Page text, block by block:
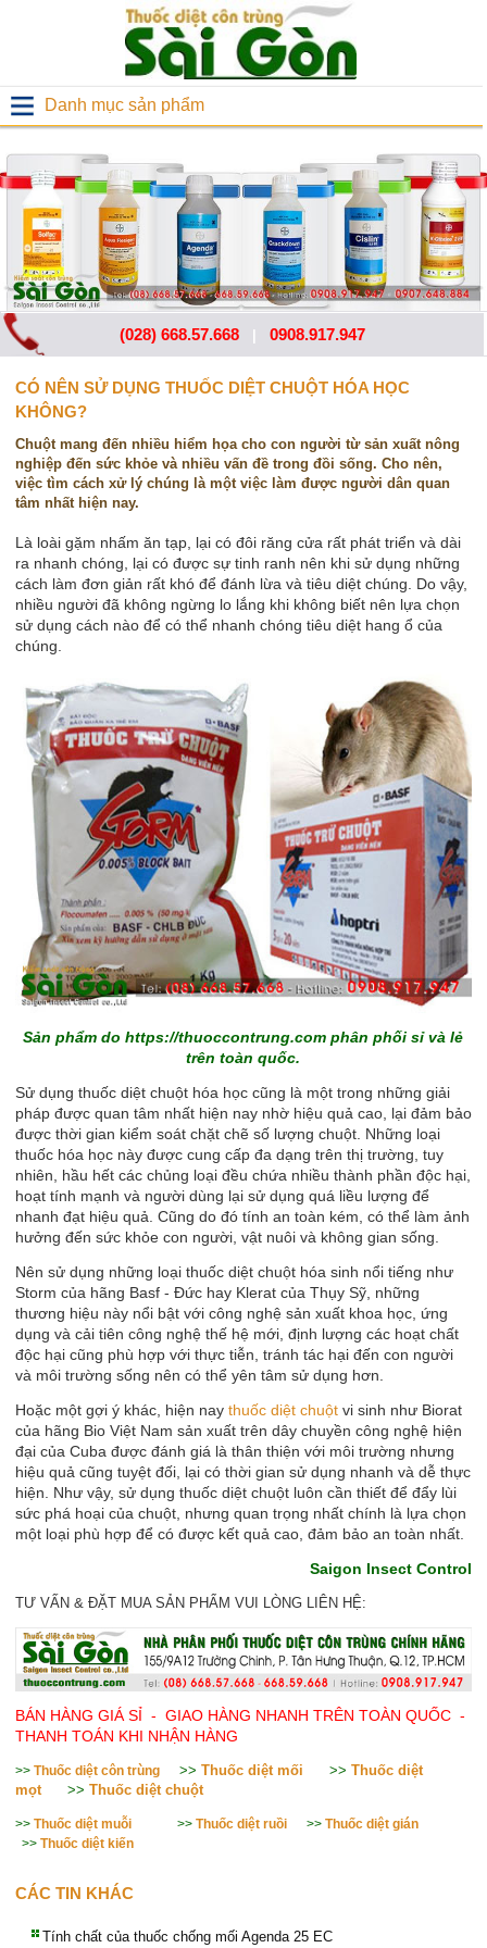
Danh mục sản phẩm
(028) 668.57.668| 0908.917.947
CÓ NÊN SỬ DỤNG THUỐC DIỆT CHUỘT HÓA HỌC
KHÔNG?
Chuột mang đến nhiều hiểm họa cho con người từ sản xuất nông
nghiệp đến sức khỏe và nhiều vấn đề trong đồi sống. Cho nên,
việc tìm cách xử lý chúng là một việc làm được người dân quan
tâm nhất hiện nay.
Là loài gặm nhấm ăn tạp, lại có đôi răng cửa rất phát triển và dài
ra nhanh chóng, lại có được sự tinh ranh nên khi sử dụng những
cách làm đơn giản rất khó để đánh lừa và tiêu diệt chúng. Do vậy,
nhiều người đã không ngừng lo lắng khi không biết nên lựa chọn
sử dụng cách nào để có thể nhanh chóng tiêu diệt hang ổ của
chúng.
Sản phẩm dohttps://thuoccontrung.com phân phối sỉ và lẻ
trên toàn quốc.
Sử dụng thuốc diệt chuột hóa học cũng là một trong những giải
pháp được quan tâm nhất hiện nay nhờ hiệu quả cao, lại đảm bảo
được thời gian kiểm soát chặt chẽ số lượng chuột. Những loại
thuốc hóa học này được cung cấp đa dạng trên thị trường, tuy
nhiên, hầu hết các chủng loại đều chứa nhiều thành phần độc hại,
hoạt tính mạnh và người dùng lại sử dụng quá liều lượng để
nhanh đạt hiệu quả. Cũng do đó tính an toàn kém, có thể làm ảnh
hưởng đến sức khỏe con người, vật nuôi và không gian sống.
Nên sử dụng những loại thuốc diệt chuột hóa sinh nổi tiếng như
Storm của hãng Basf - Đức hay Klerat của Thụy Sỹ, những
thương hiệu này nổi bật với công nghệ sản xuất khoa học, ứng
dụng và cải tiên công nghệ thế hệ mới, định lượng các hoạt chất
độc hại cũng phù hợp với thực tiễn, tránh tác hại đến con người
và môi trường sống nên có thể yên tâm sử dụng hơn.
Hoặc một gợi ý khác, hiện nay thuốc diệt chuộtvi sinh như Biorat
của hãng Bio Việt Nam sản xuất trên dây chuyền công nghệ hiện
đại của Cuba được đánh giá là thân thiện với môi trường nhưng
hiệu quả cũng tuyệt đối, lại có thời gian sử dụng nhanh và dễ thực
hiện. Như vậy, sử dụng thuốc diệt chuột luôn cần thiết để đẩy lùi
sức phá hoại của chuột, nhưng quan trọng nhất chính là lựa chọn
một loại phù hợp để có được kết quả cao, đảm bảo an toàn nhất.
Saigon Insect Control
TƯ VẤN & ĐẶT MUA SẢN PHẨM VUI LÒNG LIÊN HỆ:
BÁN HÀNG GIÁ SỈ - GIAO HÀNG NHANH TRÊN TOÀN QUỐC -
THANH TOÁN KHI NHẬN HÀNG
>> Thuốc diệt côn trùng >> Thuốc diệt mối >> Thuốc diệt
mọt
>> Thuốc diệt chuột
>> Thuốc diệt muỗi >> Thuốc diệt ruồi >> Thuốc diệt gián
>> Thuốc diệt kiến
CÁC TIN KHÁC
Tính chất của thuốc chống mối Agenda 25 EC